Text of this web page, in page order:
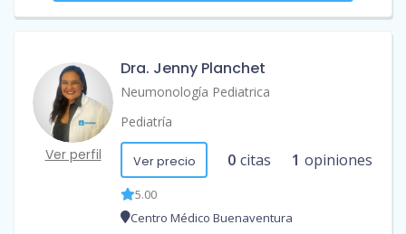
Ver perfil
Dra. Jenny Planchet
Neumonología Pediatrica
Pediatría
Ver precio 0 citas 1 opiniones
5.00
Centro Médico Buenaventura